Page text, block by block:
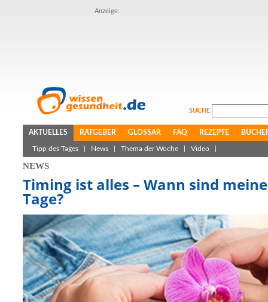
Anzeige:
SUCHE
AKTUELLES RATGEBER GLOSSAR FAQ REZEPTE
Tipp des Tages News Thema der Woche Video
NEWS
Timing ist alles – Wann sind
Tage?